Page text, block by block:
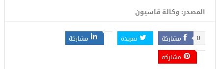
المصدر: وكالة قاسيون
مشاركة 0 تغريدة
مشاركة
مشاركة